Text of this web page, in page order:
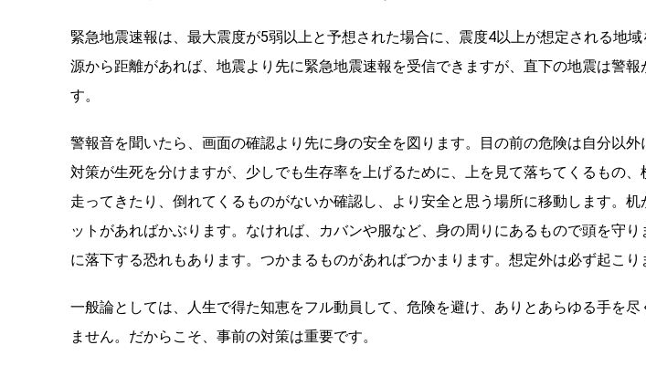
緊急地震速報は、最大震度が5弱以上と予想された場合に、震度4以上が想定される地
源から距離があれば、地震より先に緊急地震速報を受信できますが、直下の地震は警報
す。
警報音を聞いたら、画面の確認より先に身の安全を図ります。目の前の危険は自分以
対策が生死を分けますが、少しでも生存率を上げるために、上を見て落ちてくるもの、
走ってきたり、倒れてくるものがないか確認し、より安全と思う場所に移動します。机
ットがあればかぶります。なければ、カバンや服など、身の周りにあるもので頭を守
に落下する恐れもあります。つかまるものがあればつかまります。想定外は必ず起こり
一般論としては、人生で得た知恵をフル動員して、危険を避け、ありとあらゆる手を尽
ません。だからこそ、事前の対策は重要です。